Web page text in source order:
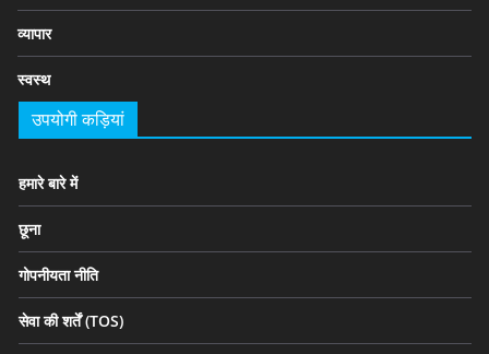
व्यापार
स्वस्थ
उपयोगी कड़ियां
हमारे बारे में
छूना
गोपनीयता नीति
सेवा की शर्तें (TOS)